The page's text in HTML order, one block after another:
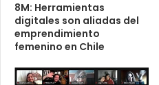
8M: Herramientas
digitales son aliadas del
emprendimiento
femenino en Chile